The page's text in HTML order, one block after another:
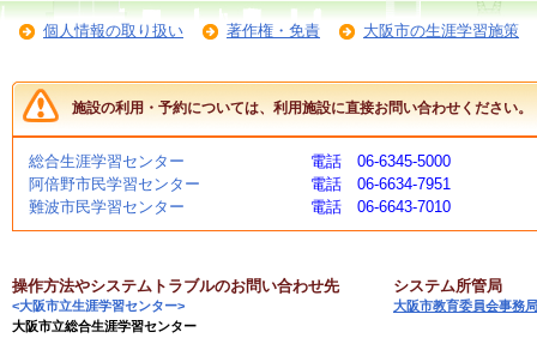
個人情報の取り扱い 著作権・免責 大阪市の生涯学習施策
施設の利用・予約については、利用施設に直接お問い合わせください。
総合生涯学習センター
電話 06-6345-5000
阿倍野市民学習センター
電話 06-6634-7951
難波市民学習センター
電話 06-6643-7010
操作方法やシステムトラブルのお問い合わせ先
<大阪市立生涯学習センター>
大阪市立総合生涯学習センター
システム所管局
大阪市教育委員会事務局